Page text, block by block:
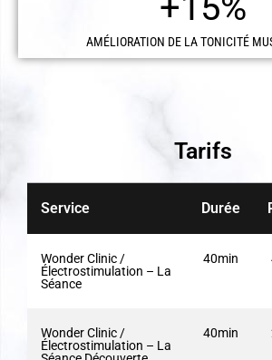
AMÉLIORATION DE LA TONICITÉ
Tarifs
Service Durée
Wonder Clinic /
Électrostimulation – La
Séance
40min
Wonder Clinic /
Électrostimulation – La
40min